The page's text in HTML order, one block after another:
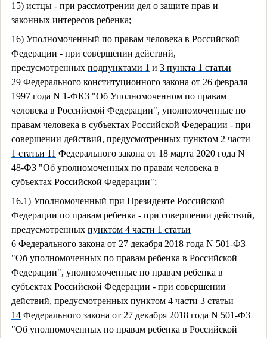
15) истцы - при рассмотрении дел о защите прав и
законных интересов ребенка;
16) Уполномоченный по правам человека в Российской
Федерации - при совершении действий,
предусмотренных подпунктами 1 и 3 пункта 1 статьи
29 Федерального конституционного закона от 26 февраля
1997 года N 1-ФКЗ "Об Уполномоченном по правам
человека в Российской Федерации", уполномоченные по
правам человека в субъектах Российской Федерации - при
совершении действий, предусмотренных пунктом 2 части
1 статьи 11 Федерального закона от 18 марта 2020 года N
48-ФЗ "Об уполномоченных по правам человека в
субъектах Российской Федерации";
16.1) Уполномоченный при Президенте Российской
Федерации по правам ребенка - при совершении действий,
предусмотренных пунктом 4 части 1 статьи
6 Федерального закона от 27 декабря 2018 года N 501-ФЗ
"Об уполномоченных по правам ребенка в Российской
Федерации", уполномоченные по правам ребенка в
субъектах Российской Федерации - при совершении
действий, предусмотренных пунктом 4 части 3 статьи
14 Федерального закона от 27 декабря 2018 года N 501-ФЗ
"Об уполномоченных по правам ребенка в Российской